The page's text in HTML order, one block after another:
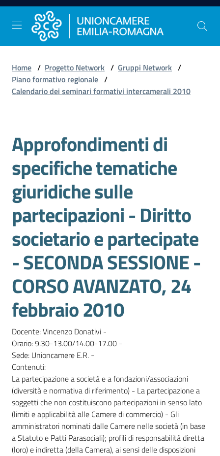
Vai al contenuto
Vai alla navigazione
Vai al footer
Comunicazione
e
Studi
e
Statistica
Orientamento
al
lavoro
Promozione
e
Innovazione
Internazionalizzazione
delle
Imprese
Chi
siamo
Home / Progetto Network / Gruppi Network /
Piano formativo regionale /
Calendario dei seminari formativi intercamerali 2010
Salta al contenuto
Approfondimenti di
specifiche tematiche
giuridiche sulle
partecipazioni - Diritto
societario e partecipate
- SECONDA SESSIONE -
CORSO AVANZATO, 24
febbraio 2010
Docente: Vincenzo Donativi -
Orario: 9.30-13.00/14.00-17.00 -
Sede: Unioncamere E.R. -
Contenuti:
La partecipazione a società e a fondazioni/associazioni
(diversità e normativa di riferimento) - La partecipazione a
soggetti che non costituiscono partecipazioni in senso lato
(limiti e applicabilità alle Camere di commercio) - Gli
amministratori nominati dalle Camere nelle società (in base
a Statuto e Patti Parasociali); profili di responsabilità diretta
(loro) e indiretta (della Camera), ai sensi delle disposizioni